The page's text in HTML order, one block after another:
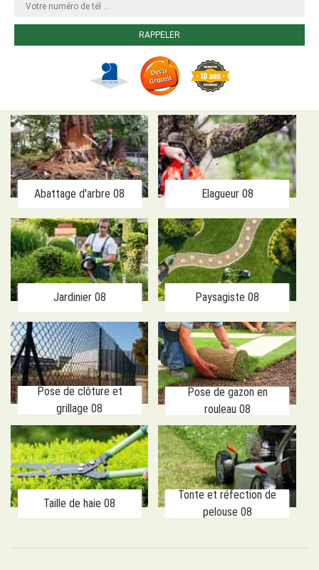
Abattage d'arbre 08 Elagueur 08
Jardinier 08 Paysagiste 08
Pose de clôture et
grillage 08
Pose de gazon en
rouleau 08
Taille de haie 08
Tonte et réfection de
pelouse 08